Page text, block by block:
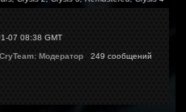
07 08:38 GMT
CryTeam: Модератор 249 сообщений